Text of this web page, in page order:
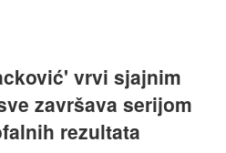
vrvi sjajnim
završava serijom
rezultata